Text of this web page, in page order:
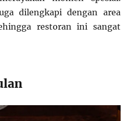
dilengkapi dengan area
restoran ini sangat